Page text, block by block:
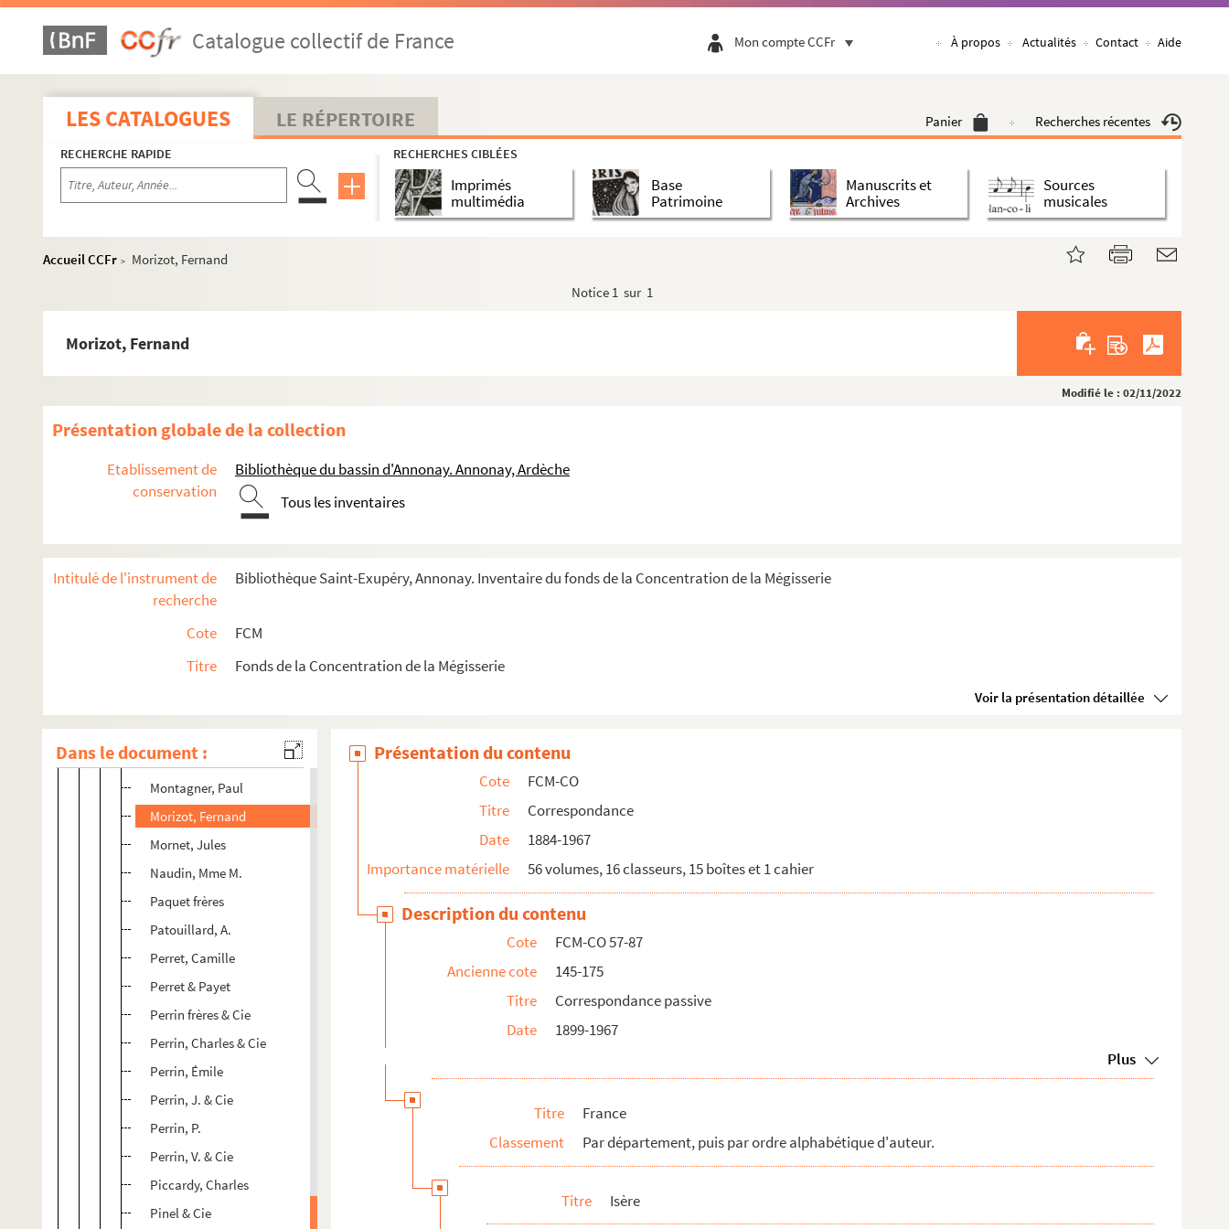
Catalogue collectif de France Mon compte CCFr À propos Actualités Contact Aide
LES CATALOGUES LE RÉPERTOIRE Panier Recherches récentes
RECHERCHE RAPIDE RECHERCHES CIBLÉES
Imprimés
multimédia
Base
Patrimoine
Manuscrits et
Archives
Sources
musicales
Accueil CCFr >
Morizot, Fernand
Notice 1 sur 1
Morizot, Fernand
Modifié le : 02/11/2022
Présentation globale de la collection
Etablissement de
conservation
Bibliothèque du bassin d'Annonay. Annonay, Ardèche
Tous les inventaires
Intitulé de l'instrument de
recherche
Bibliothèque Saint-Exupéry, Annonay. Inventaire du fonds de la Concentration de la Mégisserie
Cote
FCM
Titre
Fonds de la Concentration de la Mégisserie
Voir la présentation détaillée
Dans le document :
Guerry, Jules
Guillaumet, A.
Guillaumet, Émile & fils
Hebert, J.
Intendance du centre des fabrications de tissus
Jullien fils & Girard
Mallet, A.
Mallet & Mas
Martinet, Romain
Mathieu, D.
Merlin, Henri A.
Miard, Auguste
Mollaret & Perrin
Montagner, Paul
Morizot, Fernand
Mornet, Jules
Naudin, Mme M.
Paquet frères
Patouillard, A.
Perret, Camille
Perret & Payet
Perrin frères & Cie
Perrin, Charles & Cie
Perrin, Émile
Perrin, J. & Cie
Perrin, P.
Perrin, V. & Cie
Piccardy, Charles
Pinel & Cie
Présentation du contenu
Cote
FCM-CO
Titre
Correspondance
Date
1884-1967
Importance matérielle
56 volumes, 16 classeurs, 15 boîtes et 1 cahier
Description du contenu
Cote
FCM-CO 57-87
Ancienne cote
145-175
Titre
Correspondance passive
Date
1899-1967
Plus
Titre
France
Classement
Par département, puis par ordre alphabétique d'auteur.
Titre Isère